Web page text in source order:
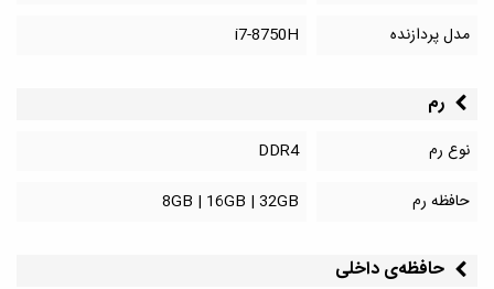
مدل پردازنده
i7-8750H
رم
نوع رم
DDR4
حافظه رم
8GB | 16GB | 32GB
حافظه‌‌ی داخلی